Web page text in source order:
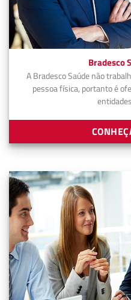
Bradesco
A Bradesco Saúde não
pessoa física, portanto é